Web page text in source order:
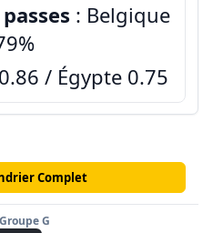
: Belgique
/ Égypte 0.75
Complet
G